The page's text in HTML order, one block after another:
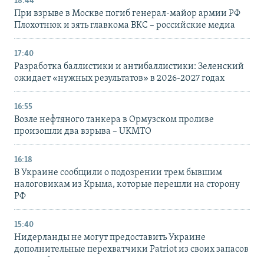
При взрыве в Москве погиб генерал-майор армии РФ
Плохотнюк и зять главкома ВКС – российские медиа
17:40
Разработка баллистики и антибаллистики: Зеленский
ожидает «нужных результатов» в 2026-2027 годах
16:55
Возле нефтяного танкера в Ормузском проливе
произошли два взрыва – UKMTO
16:18
В Украине сообщили о подозрении трем бывшим
налоговикам из Крыма, которые перешли на сторону
РФ
15:40
Нидерланды не могут предоставить Украине
дополнительные перехватчики Patriot из своих запасов